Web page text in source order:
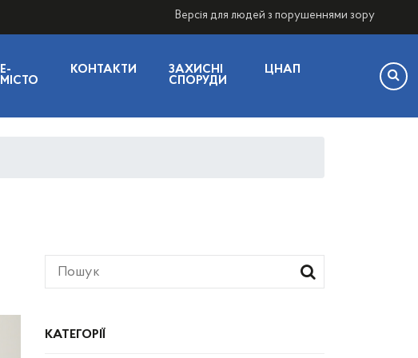
Версія для людей з порушеннями зору
E-
МІСТО
КОНТАКТИ
ЗАХИСНІ
СПОРУДИ
ЦНАП
КАТЕГОРІЇ